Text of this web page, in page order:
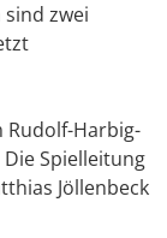
zwei
Rudolf-Harbig-
Spielleitung
Jöllenbeck